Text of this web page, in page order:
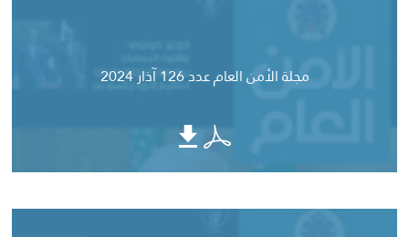
مجلة الأمن العام عدد 126 آذار 2024